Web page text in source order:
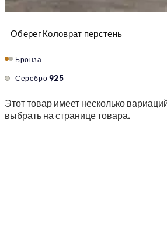
Оберег Коловрат перстень
Бронза
Серебро 925
Этот товар имеет несколько
выбрать на странице товара.